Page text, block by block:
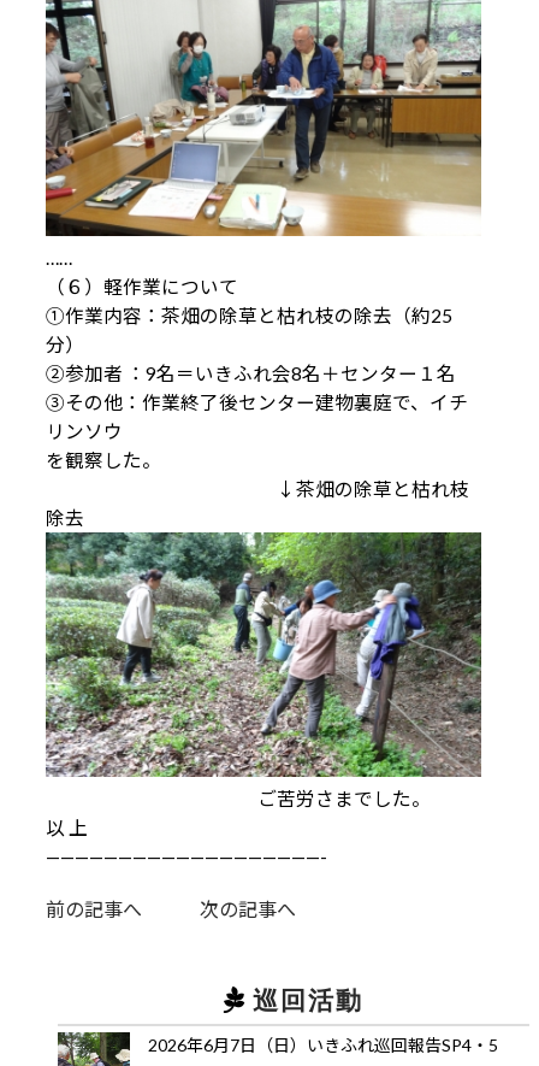
……
（６）軽作業について
①作業内容：茶畑の除草と枯れ枝の除去（約25
分）
②参加者 ：9名＝いきふれ会8名＋センター１名
③その他：作業終了後センター建物裏庭で、イチ
リンソウ
を観察した。
↓茶畑の除草と枯れ枝
除去
ご苦労さまでした。
以 上
———————————————————-
前の記事へ 次の記事へ
巡回活動
2026年6月7日（日）いきふれ巡回報告SP4・5